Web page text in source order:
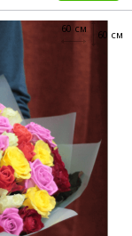
60 см
60 см